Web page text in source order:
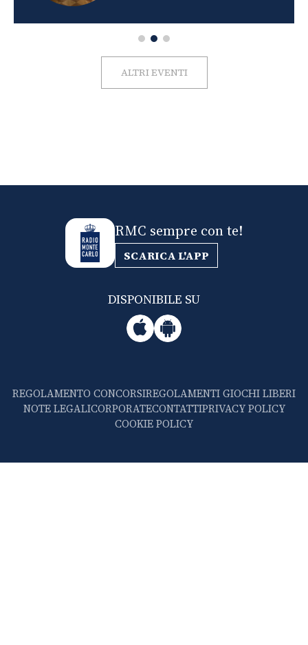
ALTRI EVENTI
RMC sempre con te!
SCARICA L'APP
DISPONIBILE SU
REGOLAMENTO CONCORSIREGOLAMENTI GIOCHI LIBERI
NOTE LEGALICORPORATECONTATTIPRIVACY POLICY
COOKIE POLICY